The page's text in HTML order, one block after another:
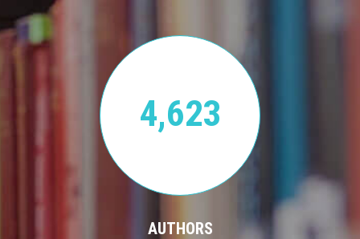
4,623
AUTHORS